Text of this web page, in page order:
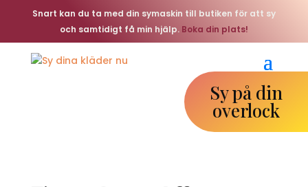
Snart kan du ta med din symaskin till butiken för att sy
och samtidigt få min hjälp. Boka din plats!
Sy på din
overlock